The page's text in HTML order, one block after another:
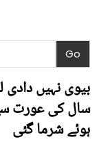
سال کی عورت
ہوئے شرما گئی